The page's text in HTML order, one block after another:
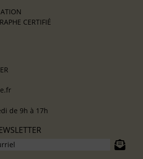
CERTIFIÉ
de 9h à 17h